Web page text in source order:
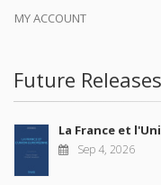
MY ACCOUNT
Future Releases
La France et
Sep 4, 2026